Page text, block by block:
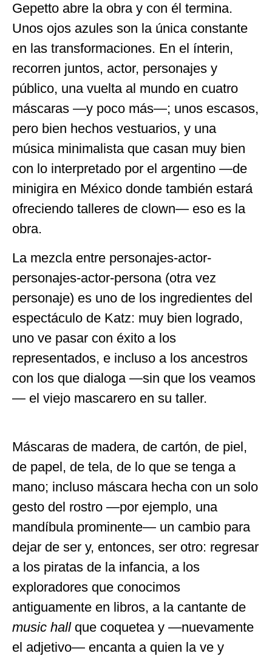
Gepetto abre la obra y con él termina.
Unos ojos azules son la única constante
en las transformaciones. En el ínterin,
recorren juntos, actor, personajes y
público, una vuelta al mundo en cuatro
máscaras —y poco más—; unos escasos,
pero bien hechos vestuarios, y una
música minimalista que casan muy bien
con lo interpretado por el argentino —de
minigira en México donde también estará
ofreciendo talleres de clown— eso es la
obra.
La mezcla entre personajes-actor-
personajes-actor-persona (otra vez
personaje) es uno de los ingredientes del
espectáculo de Katz: muy bien logrado,
uno ve pasar con éxito a los
representados, e incluso a los ancestros
con los que dialoga —sin que los veamos
— el viejo mascarero en su taller.
Máscaras de madera, de cartón, de piel,
de papel, de tela, de lo que se tenga a
mano; incluso máscara hecha con un solo
gesto del rostro —por ejemplo, una
mandíbula prominente— un cambio para
dejar de ser y, entonces, ser otro: regresar
a los piratas de la infancia, a los
exploradores que conocimos
antiguamente en libros, a la cantante de
music hallque coquetea y —nuevamente
el adjetivo— encanta a quien la ve y